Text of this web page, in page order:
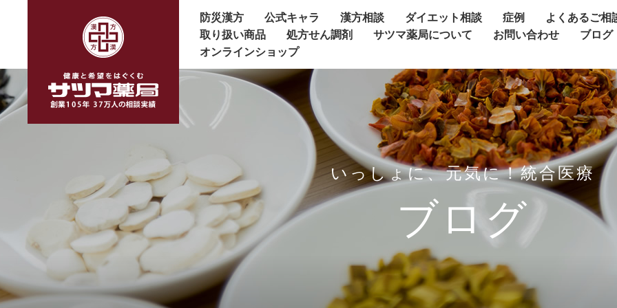
防災漢方 公式キャラ 漢方相談 ダイエット相談 症例
よくあるご相
取り扱い商品
処方せん調剤 サツマ薬局について お問い合わせ
ブログ
オンラインショップ
いっしょに、元気に！統合医療
ブログ